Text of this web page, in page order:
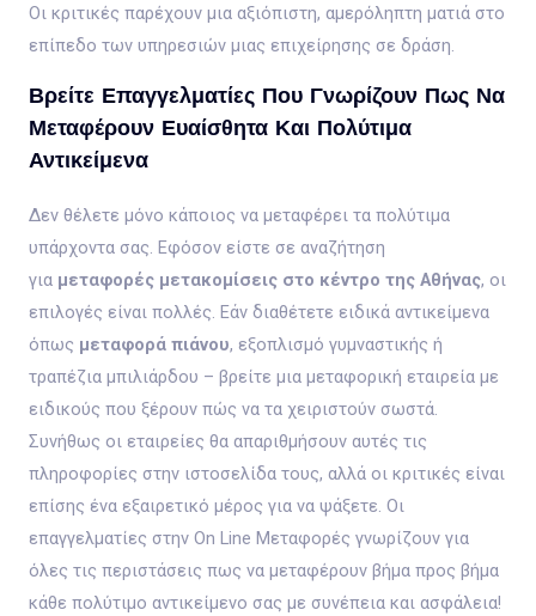
Οι κριτικές παρέχουν μια αξιόπιστη, αμερόληπτη ματιά στο
επίπεδο των υπηρεσιών μιας επιχείρησης σε δράση.
Βρείτε Επαγγελματίες Που Γνωρίζουν Πως Να
Μεταφέρουν Ευαίσθητα Και Πολύτιμα
Αντικείμενα
Δεν θέλετε μόνο κάποιος να μεταφέρει τα πολύτιμα
υπάρχοντα σας. Εφόσον είστε σε αναζήτηση
για μεταφορές μετακομίσεις στο κέντρο της Αθήνας, οι
επιλογές είναι πολλές. Εάν διαθέτετε ειδικά αντικείμενα
όπως μεταφορά πιάνου, εξοπλισμό γυμναστικής ή
τραπέζια μπιλιάρδου – βρείτε μια μεταφορική εταιρεία με
ειδικούς που ξέρουν πώς να τα χειριστούν σωστά.
Συνήθως οι εταιρείες θα απαριθμήσουν αυτές τις
πληροφορίες στην ιστοσελίδα τους, αλλά οι κριτικές είναι
επίσης ένα εξαιρετικό μέρος για να ψάξετε. Οι
επαγγελματίες στην On Line Μεταφορές γνωρίζουν για
όλες τις περιστάσεις πως να μεταφέρουν βήμα προς βήμα
κάθε πολύτιμο αντικείμενο σας με συνέπεια και ασφάλεια!